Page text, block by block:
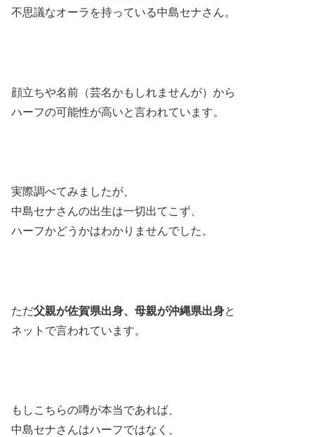
不思議なオーラを持っている中島セナさん。
顔立ちや名前（芸名かもしれませんが）から
ハーフの可能性が高いと言われています。
実際調べてみましたが、
中島セナさんの出生は一切出てこず、
ハーフかどうかはわかりませんでした。
ただ父親が佐賀県出身、母親が沖縄県出身と
ネットで言われています。
もしこちらの噂が本当であれば、
中島セナさんはハーフではなく、